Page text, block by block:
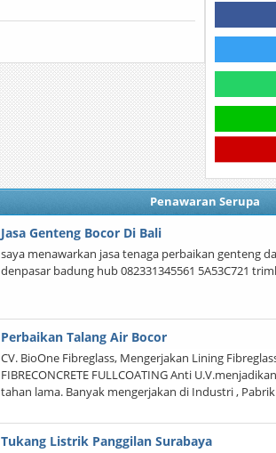
Penawaran Serupa
Jasa Genteng Bocor Di Bali
saya menawarkan jasa tenaga perbaikan genteng
denpasar badung hub 082331345561 5A53C721
Perbaikan Talang Air Bocor
CV. BioOne Fibreglass, Mengerjakan Lining
FIBRECONCRETE FULLCOATING Anti
tahan lama. Banyak mengerjakan di Industri ,
Tukang Listrik Panggilan Surabaya